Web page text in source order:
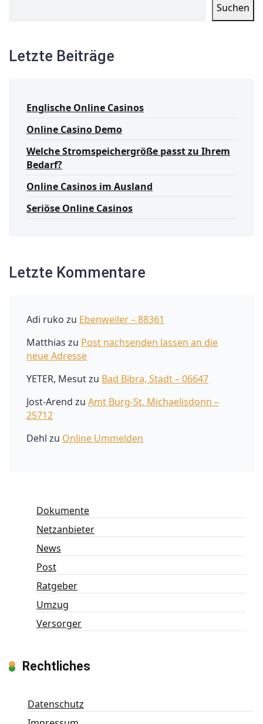
Suchen
Letzte Beiträge
Englische Online Casinos
Online Casino Demo
Welche Stromspeichergröße passt zu Ihrem
Bedarf?
Online Casinos im Ausland
Seriöse Online Casinos
Letzte Kommentare
Adi ruko zu Ebenweiler – 88361
Matthias zu Post nachsenden lassen an die
neue Adresse
YETER, Mesutzu Bad Bibra, Stadt – 06647
Jost-Arend zu Amt Burg-St. Michaelisdonn –
25712
Dehl zu Online Ummelden
Dokumente
Netzanbieter
News
Post
Ratgeber
Umzug
Versorger
Rechtliches
Datenschutz